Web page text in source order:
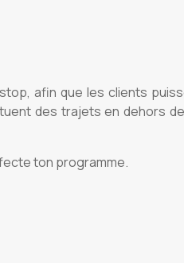
afin que les clients
des trajets en dehors de
ton programme.